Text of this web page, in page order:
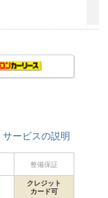
サービスの説明
整備保証
クレジット
カード可